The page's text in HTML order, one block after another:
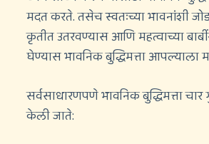
मदत करते. तसेच स्वतःच्या भावनांशी
कृतीत उतरवण्यास आणि महत्वाच्या
घेण्यास भावनिक बुद्धिमत्ता आपल्याला
सर्वसाधारणपणे भावनिक बुद्धिमत्ता चार
केली जाते: